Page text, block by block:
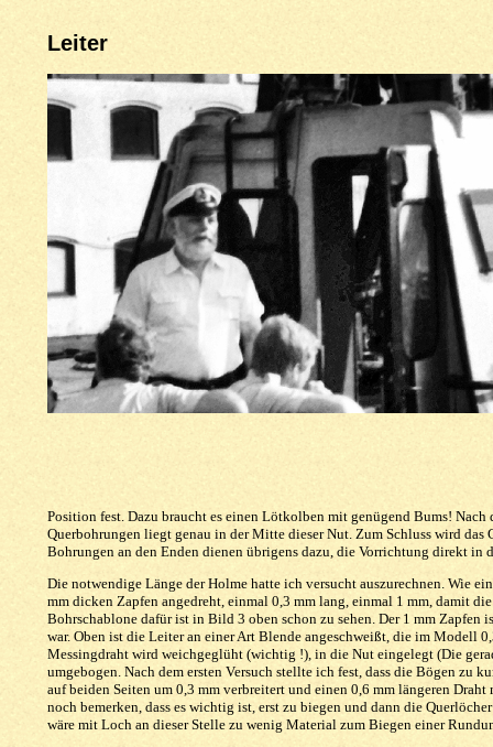
Leiter
Position fest. Dazu braucht es einen Lötkolben mit genügend Bums!
Querbohrungen liegt genau in der Mitte dieser Nut. Zum Schluss wird das
Bohrungen an den Enden dienen übrigens dazu, die Vorrichtung direkt in
Die notwendige Länge der Holme hatte ich versucht auszurechnen. Wie
mm dicken Zapfen angedreht, einmal 0,3 mm lang, einmal 1 mm, damit
Bohrschablone dafür ist in Bild 3 oben schon zu sehen. Der 1 mm
war. Oben ist die Leiter an einer Art Blende angeschweißt, die im Modell
Messingdraht wird weichgeglüht (wichtig !), in die Nut eingelegt (Die
umgebogen. Nach dem ersten Versuch stellte ich fest, dass die Bögen zu
auf beiden Seiten um 0,3 mm verbreitert und einen 0,6 mm längeren
noch bemerken, dass es wichtig ist, erst zu biegen und dann die
wäre mit Loch an dieser Stelle zu wenig Material zum Biegen einer